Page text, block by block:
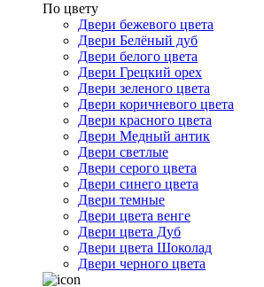
По цвету
Двери бежевого цвета
Двери Белёный дуб
Двери белого цвета
Двери Грецкий орех
Двери зеленого цвета
Двери коричневого цвета
Двери красного цвета
Двери Медный антик
Двери светлые
Двери серого цвета
Двери синего цвета
Двери темные
Двери цвета венге
Двери цвета Дуб
Двери цвета Шоколад
Двери черного цвета